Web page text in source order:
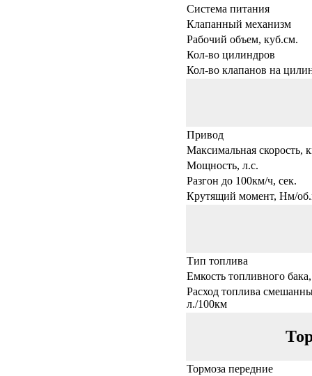
Система питания
Клапанный механизм
Рабочий объем, куб.см.
Кол-во цилиндров
Кол-во клапанов на
Привод
Максимальная скорость,
Мощность, л.с.
Разгон до 100км/ч, сек.
Крутящий момент, Нм/
Тип топлива
Емкость топливного
Расход топлива
л./100км
Тормоза передние